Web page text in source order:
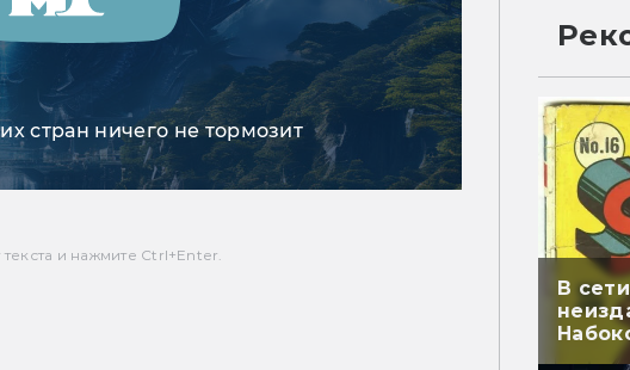
стран ничего не тормозит
и нажмите Ctrl+Enter.
В